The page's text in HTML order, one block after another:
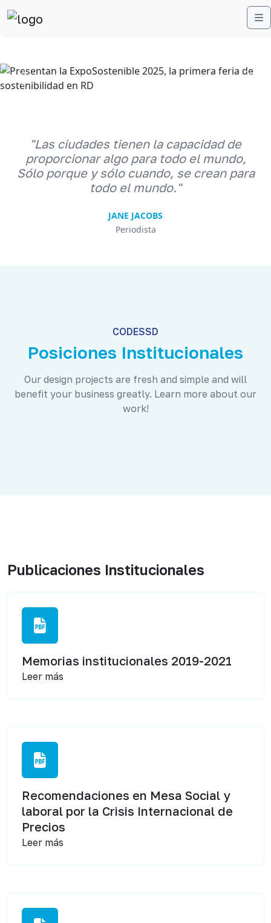
Anterior
"Las ciudades tienen la capacidad de
proporcionar algo para todo el mundo,
Sólo porque y sólo cuando, se crean para
todo el mundo."
JANE JACOBS
Periodista
CODESSD
Posiciones Institucionales
Our design projects are fresh and simple and will
benefit your business greatly. Learn more about our
work!
Publicaciones Institucionales
Memorias institucionales 2019-2021
Leer más
Recomendaciones en Mesa Social y
laboral por la Crisis Internacional de
Precios
Leer más